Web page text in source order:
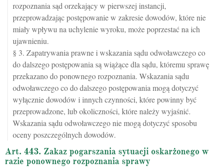
rozpoznania sąd orzekający w pierwszej instancji,
przeprowadzając postępowanie w zakresie dowodów, które nie
miały wpływu na uchylenie wyroku, może poprzestać na ich
ujawnieniu.
§ 3. Zapatrywania prawne i wskazania sądu odwoławczego co
do dalszego postępowania są wiążące dla sądu, któremu sprawę
przekazano do ponownego rozpoznania. Wskazania sądu
odwoławczego co do dalszego postępowania mogą dotyczyć
wyłącznie dowodów i innych czynności, które powinny być
przeprowadzone, lub okoliczności, które należy wyjaśnić.
Wskazania sądu odwoławczego nie mogą dotyczyć sposobu
oceny poszczególnych dowodów.
Art. 443. Zakaz pogarszania sytuacji oskarżonego w
razie ponownego rozpoznania sprawy